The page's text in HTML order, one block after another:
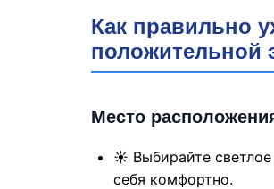
Как правильно
положительной
Место
☀️ Выбирайте светлое
себя комфортно.